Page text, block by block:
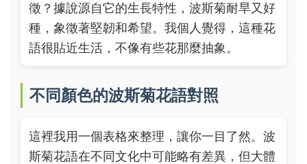
徵？據說源自它的生長特性，波斯菊耐旱又好
種，象徵著堅韌和希望。我個人覺得，這種花
語很貼近生活，不像有些花那麼抽象。
不同顏色的波斯菊花語對照
這裡我用一個表格來整理，讓你一目了然。波
斯菊花語在不同文化中可能略有差異，但大體